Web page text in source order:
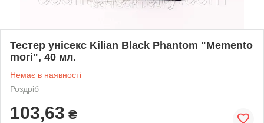
Тестер унісекс Kilian Black Phantom "Memento
mori", 40 мл.
Немає в наявності
Роздріб
103,63 ₴